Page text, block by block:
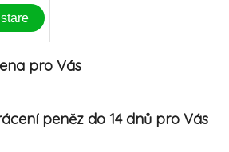
pro Vás
peněz do 14 dnů pro Vás